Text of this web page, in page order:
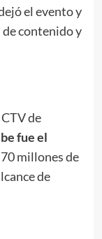
el evento y
de contenido y
de
fue el
millones de
de